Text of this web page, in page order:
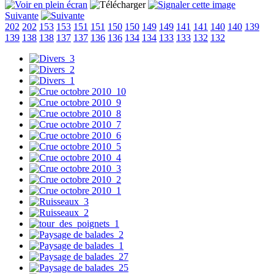
Suivante
202 202 153 153 151 151 150 150 149 149 141 141 140 140 139
139 138 138 137 137 136 136 134 134 133 133 132 132